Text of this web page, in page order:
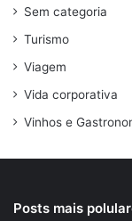
Sem categoria
Turismo
Viagem
Vida corporativa
Vinhos e
Posts mais